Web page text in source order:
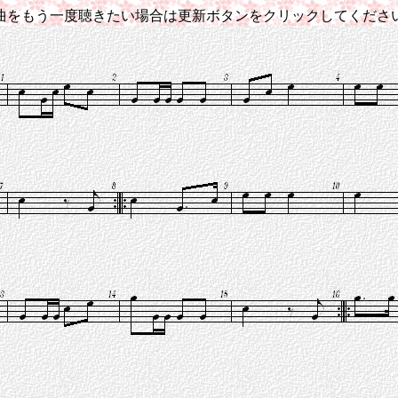
もう一度聴きたい場合は更新ボタンをクリックしてくださ